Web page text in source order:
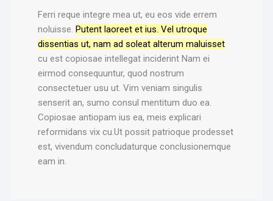
Ferri reque integre mea ut, eu eos vide errem
noluisse.Putent laoreet et ius. Vel utroque
dissentias ut, nam ad soleat alterum maluisset
cu est copiosae intellegat inciderint Nam ei
eirmod consequuntur, quod nostrum
consectetuer usu ut. Vim veniam singulis
senserit an, sumo consul mentitum duo ea.
Copiosae antiopam ius ea, meis explicari
reformidans vix cu.Ut possit patrioque prodesset
est, vivendum concludaturque conclusionemque
eam in.